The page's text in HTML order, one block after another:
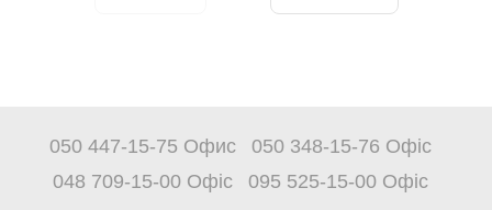
050 447-15-75 Офис
050 348-15-76 Офіс
048 709-15-00 Офіс
095 525-15-00 Офіс